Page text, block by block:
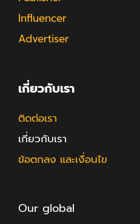
Influencer
Advertiser
เกี่ยวกับเรา
ติดต่อเรา
เกี่ยวกับเรา
ข้อตกลง และเงื่อนไข
Our global